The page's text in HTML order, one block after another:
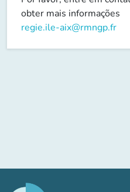
obter mais informações
regie.ile-aix@rmngp.fr